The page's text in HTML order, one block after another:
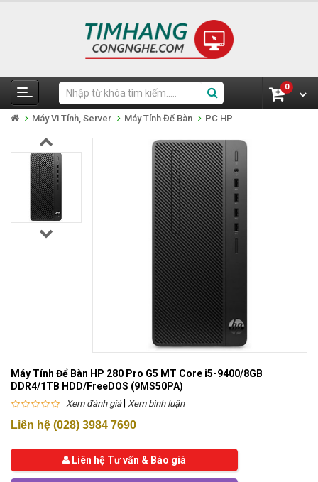
0
Máy Vi Tính, Server Máy Tính Để Bàn PC HP
Máy Tính Để Bàn HP 280 Pro G5 MT Core i5-9400/8GB
DDR4/1TB HDD/FreeDOS (9MS50PA)
Xem đánh giá| Xem bình luận
Liên hệ (028) 3984 7690
Liên hệ Tư vấn & Báo giá